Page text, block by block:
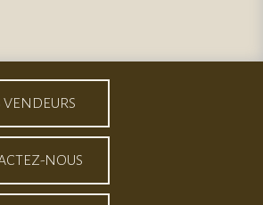
VENDEURS
NOUS